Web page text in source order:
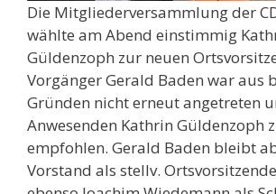
Die Mitgliederversammlung der
wählte am Abend einstimmig
Güldenzoph zur neuen
Vorgänger Gerald Baden war aus
Gründen nicht erneut angetreten
Anwesenden Kathrin Güldenzoph
empfohlen. Gerald Baden bleibt
Vorstand als stellv.